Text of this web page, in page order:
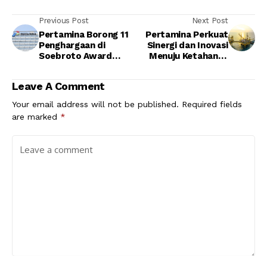
Previous Post
Pertamina Borong 11
Penghargaan di
Soebroto Award
Pejuang Energi
Next Post
Pertamina Perkuat
Sinergi dan Inovasi
Menuju Ketahanan
Leave A Comment
Your email address will not be published. Required fields
are marked *